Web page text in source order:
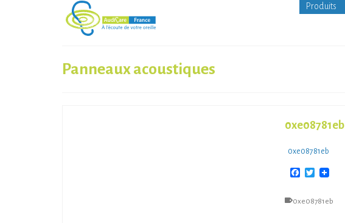
Produits
Panneaux acoustiques
0xe08781eb
0xe08781eb
Facebook
Twitter
0xe08781eb